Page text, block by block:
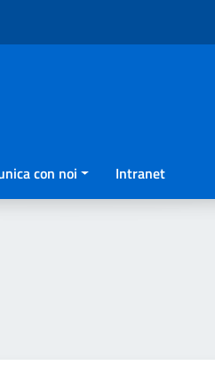
con noi Intranet